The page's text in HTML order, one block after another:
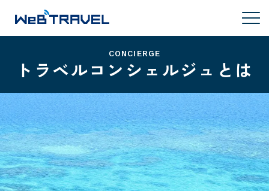
CONCIERGE
トラベルコンシェルジュとは